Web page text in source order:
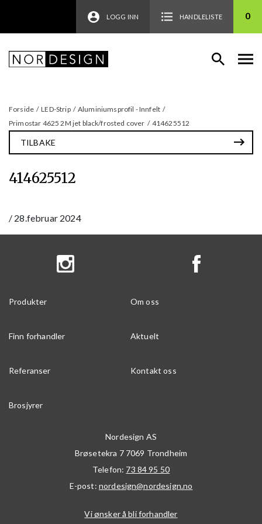
LOGG INN HANDLELISTE 0
Forside / LED-Strip / Aluminiumsprofil - Innfelt /
Primostar 4625 2M jet black/frosted cover / 414625512
TILBAKE
414625512
/ 28.februar 2024
Produkter Om oss
Finn forhandler Aktuelt
Referanser Kontakt oss
Brosjyrer
Nordesign AS
Brøsetekra 7 7069 Trondheim
Telefon: 73 84 95 50
E-post: nordesign@nordesign.no
Vi ønsker å bli forhandler